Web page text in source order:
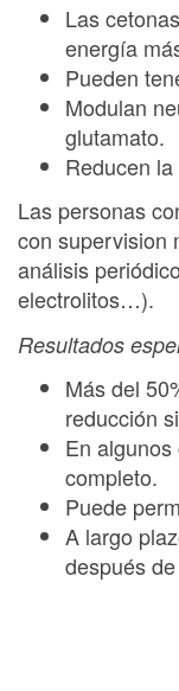
Las
energía
Pueden
Modulan
glutamato.
Reducen
Las personas
con supervision
análisis
electrolitos…).
Resultados
Más del
reducción
En
completo.
Puede
A largo
después